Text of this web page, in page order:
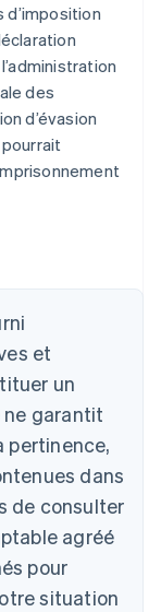
d’imposition
des
d’évasion
pourrait
et
un
garantit
pertinence,
dans
de consulter
agréé
pour
situation